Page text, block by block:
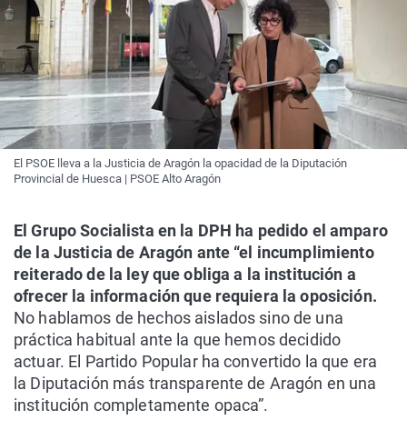
El PSOE lleva a la Justicia de Aragón la opacidad de la Diputación
Provincial de Huesca | PSOE Alto Aragón
El Grupo Socialista en la DPH ha pedido el amparo
de la Justicia de Aragón ante “el incumplimiento
reiterado de la ley que obliga a la institución a
ofrecer la información que requiera la oposición.
No hablamos de hechos aislados sino de una
práctica habitual ante la que hemos decidido
actuar. El Partido Popular ha convertido la que era
la Diputación más transparente de Aragón en una
institución completamente opaca”.